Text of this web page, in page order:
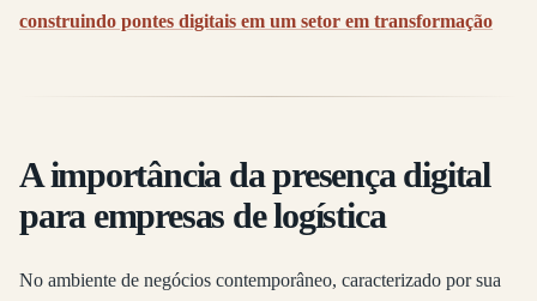
construindo pontes digitais em um setor em transformação
A importância da presença digital
para empresas de logística
No ambiente de negócios contemporâneo, caracterizado por sua